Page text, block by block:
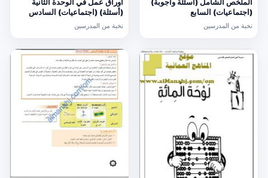
الملخص الشامل (أسئلة وأجوبة)
(اجتماعيات) السابع
نخبة من المدرسين
أوراق عمل في الوحدة الثانية
(أسئلة) (اجتماعيات) السادس
نخبة من المدرسين